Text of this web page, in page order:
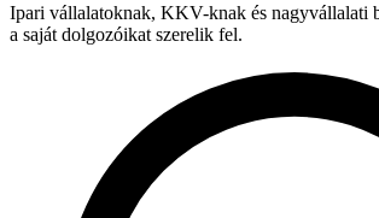
Ipari vállalatoknak, KKV-knak és nagyvállalati
a saját dolgozóikat szerelik fel.